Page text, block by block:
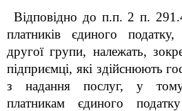
Відповідно до п.п. 2 п.
платників єдиного
другої групи, належать,
підприємці, які здійснюють
з надання послуг, у
платникам єдиного